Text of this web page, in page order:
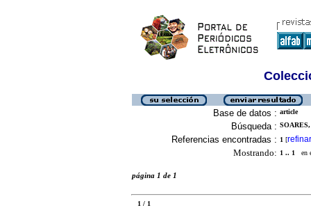
Base de datos : article
Búsqueda :
Referencias encontradas : 1 [refinar
Mostrando: 1 .. 1 en
página 1 de 1
1 / 1